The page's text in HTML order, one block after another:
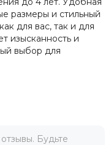
размеры и стильный
для вас, так и для
изысканность и
выбор для
Будьте